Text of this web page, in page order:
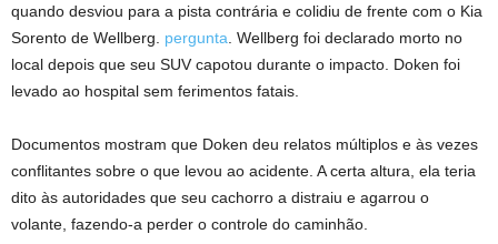
quando desviou para a pista contrária e colidiu de frente com o Kia
Sorento de Wellberg. pergunta . Wellberg foi declarado morto no
local depois que seu SUV capotou durante o impacto. Doken foi
levado ao hospital sem ferimentos fatais.
Documentos mostram que Doken deu relatos múltiplos e às vezes
conflitantes sobre o que levou ao acidente. A certa altura, ela teria
dito às autoridades que seu cachorro a distraiu e agarrou o
volante, fazendo-a perder o controle do caminhão.